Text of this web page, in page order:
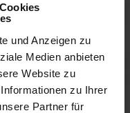
und Anzeigen zu
Medien anbieten
Website zu
zu Ihrer
Partner für